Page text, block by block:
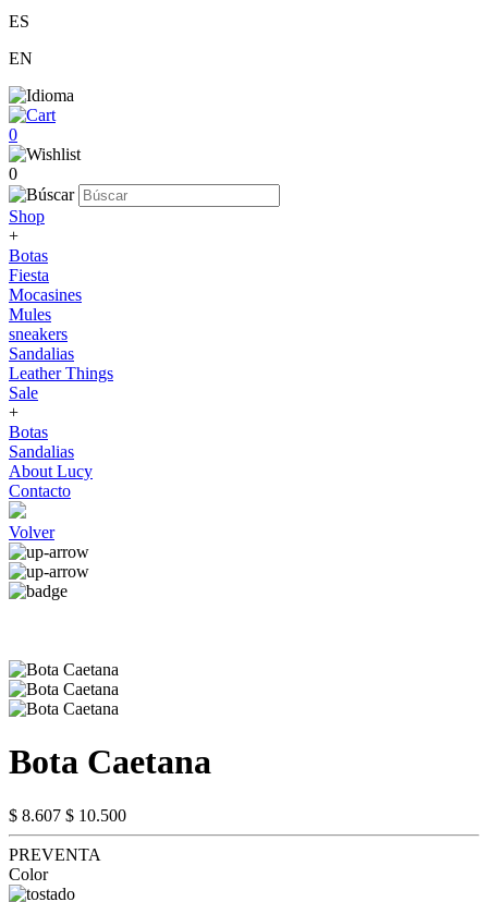
ES
EN
0
0
Shop
+
Botas
Fiesta
Mocasines
Mules
sneakers
Sandalias
Leather Things
Sale
+
Botas
Sandalias
About Lucy
Contacto
Volver
Bota Caetana
$ 8.607 $ 10.500
PREVENTA
Color